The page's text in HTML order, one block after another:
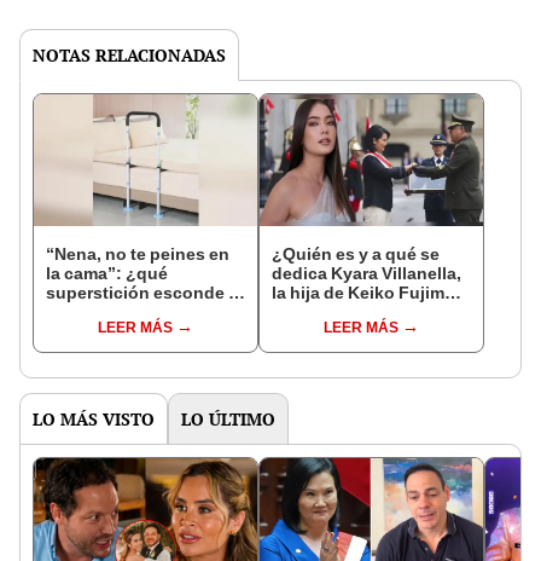
NOTAS RELACIONADAS
“Nena, no te peines en
la cama”: ¿qué
superstición esconde la
Enanitos Verdes?
LEER MÁS
¿Quién es y a qué se
dedica Kyara Villanella,
la hija de Keiko Fujimori
nivel nacional?
LEER MÁS
LO MÁS VISTO LO ÚLTIMO